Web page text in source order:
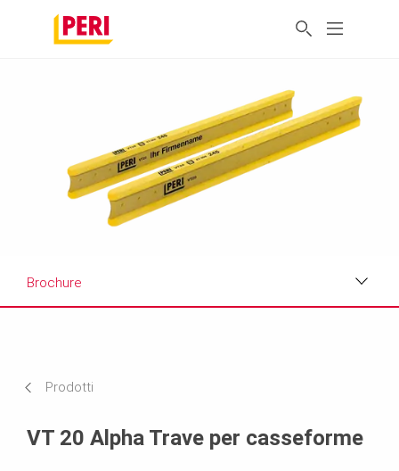
Brochure
Prodotti
VT 20 Alpha Trave per casseforme